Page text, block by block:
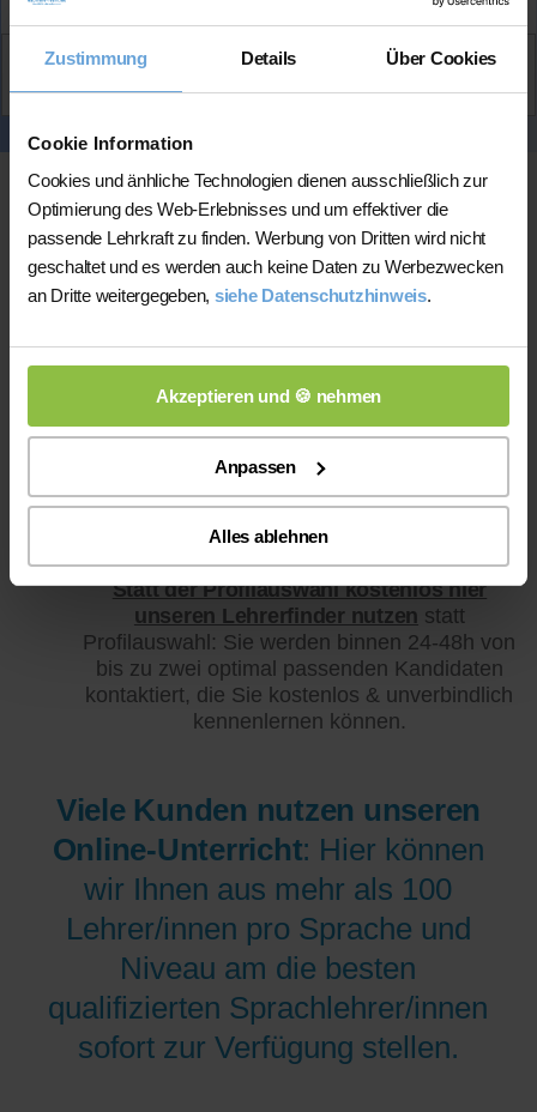
Zustimmung Details Über Cookies
Cookie Information
Cookies und änhliche Technologien dienen ausschließlich zur
Optimierung des Web-Erlebnisses und um effektiver die
passende Lehrkraft zu finden. Werbung von Dritten wird nicht
geschaltet und es werden auch keine Daten zu Werbezwecken
an Dritte weitergegeben, siehe Datenschutzhinweis.
Akzeptieren und 🍪 nehmen
Anpassen
Alles ablehnen
Aktiv
Eva Luna kontaktieren
Online-Unterricht
Statt der Profilauswahl kostenlos hier
unseren Lehrerfinder nutzen statt
Profilauswahl: Sie werden binnen 24-48h von
bis zu zwei optimal passenden Kandidaten
kontaktiert, die Sie kostenlos & unverbindlich
kennenlernen können.
Viele Kunden nutzen unseren
Online-Unterricht: Hier können
wir Ihnen aus mehr als 100
Lehrer/innen pro Sprache und
Niveau am die besten
qualifizierten Sprachlehrer/innen
sofort zur Verfügung stellen.